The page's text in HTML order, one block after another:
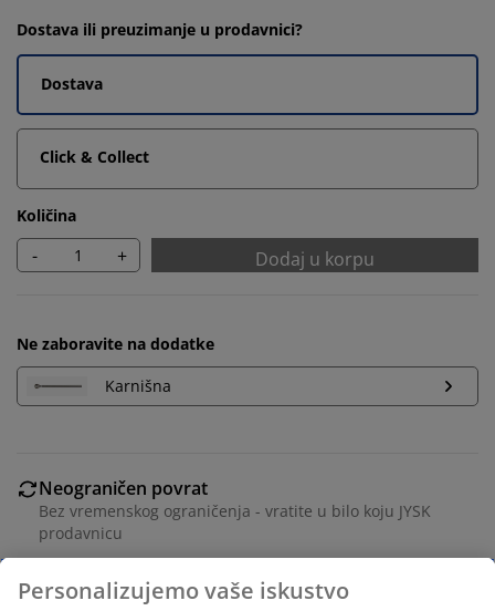
Dostava ili preuzimanje u prodavnici?
Dostava
Click & Collect
Količina
- + Dodaj u korpu
Ne zaboravite na dodatke
Karnišna
Neograničen povrat
Bez vremenskog ograničenja - vratite u bilo koju JYSK
prodavnicu
30 dana garancije cijene za sve proizvode
Personalizujemo vaše iskustvo